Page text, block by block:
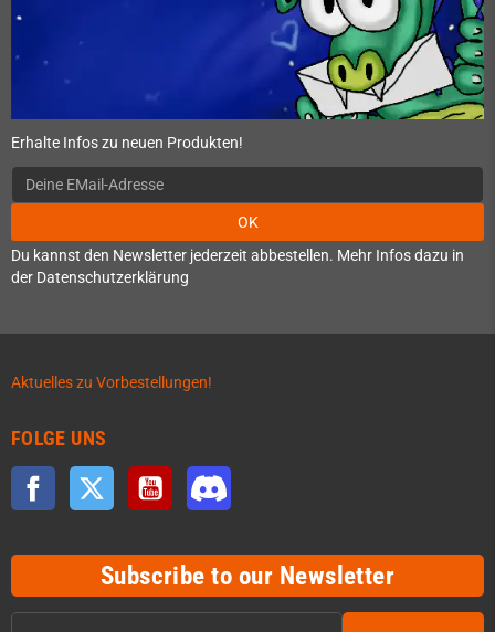
Erhalte Infos zu neuen Produkten!
OK
Du kannst den Newsletter jederzeit abbestellen. Mehr Infos dazu in
der Datenschutzerklärung
Aktuelles zu Vorbestellungen!
FOLGE UNS
Facebook Twitter YouTube
Subscribe to our Newsletter